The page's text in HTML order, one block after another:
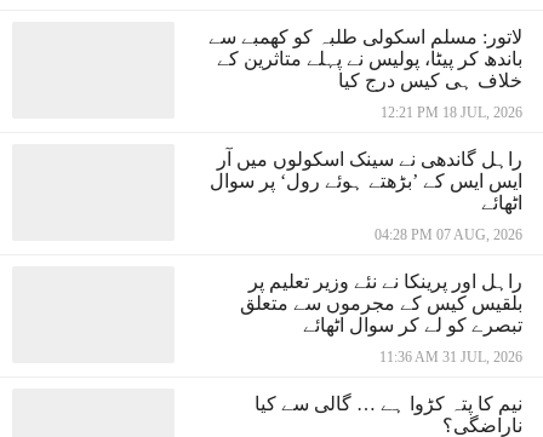
لاتور: مسلم اسکولی طلبہ کو کھمبے سے
باندھ کر پیٹا، پولیس نے پہلے متاثرین کے
خلاف ہی کیس درج کیا
12:21 PM 18 JUL, 2026
راہل گاندھی نے سینک اسکولوں میں آر
ایس ایس کے ’بڑھتے ہوئے رول‘ پر سوال
اٹھائے
04:28 PM 07 AUG, 2026
راہل اور پرینکا نے نئے وزیر تعلیم پر
بلقیس کیس کے مجرموں سے متعلق
تبصرے کو لے کر سوال اٹھائے
11:36 AM 31 JUL, 2026
نیم کا پتہ کڑوا ہے … گالی سے کیا
ناراضگی؟